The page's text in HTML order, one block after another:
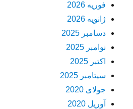
فوریه 2026
ژانویه 2026
دسامبر 2025
نوامبر 2025
اکتبر 2025
سپتامبر 2025
جولای 2020
آوریل 2020